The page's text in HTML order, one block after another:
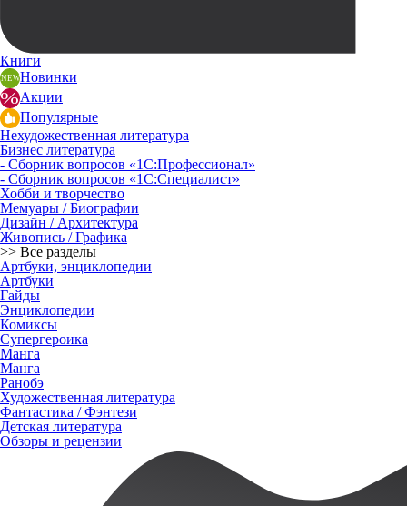
Книги
Новинки
Акции
Популярные
Нехудожественная литература
Бизнес литература
- Сборник вопросов «1С:Профессионал»
- Сборник вопросов «1С:Специалист»
Хобби и творчество
Мемуары / Биографии
Дизайн / Архитектура
Живопись / Графика
>> Все разделы
Артбуки, энциклопедии
Артбуки
Гайды
Энциклопедии
Комиксы
Супергероика
Манга
Манга
Ранобэ
Художественная литература
Фантастика / Фэнтези
Детская литература
Обзоры и рецензии